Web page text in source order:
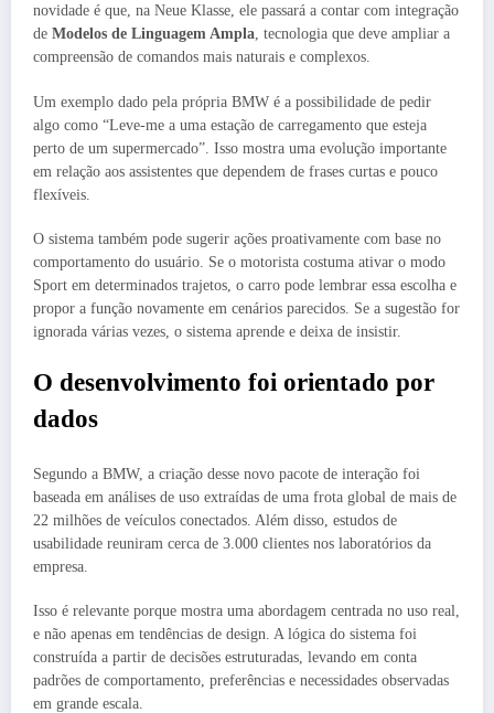
novidade é que, na Neue Klasse, ele passará a contar com integração
de Modelos de Linguagem Ampla, tecnologia que deve ampliar a
compreensão de comandos mais naturais e complexos.
Um exemplo dado pela própria BMW é a possibilidade de pedir
algo como “Leve-me a uma estação de carregamento que esteja
perto de um supermercado”. Isso mostra uma evolução importante
em relação aos assistentes que dependem de frases curtas e pouco
flexíveis.
O sistema também pode sugerir ações proativamente com base no
comportamento do usuário. Se o motorista costuma ativar o modo
Sport em determinados trajetos, o carro pode lembrar essa escolha e
propor a função novamente em cenários parecidos. Se a sugestão for
ignorada várias vezes, o sistema aprende e deixa de insistir.
O desenvolvimento foi orientado por
dados
Segundo a BMW, a criação desse novo pacote de interação foi
baseada em análises de uso extraídas de uma frota global de mais de
22 milhões de veículos conectados. Além disso, estudos de
usabilidade reuniram cerca de 3.000 clientes nos laboratórios da
empresa.
Isso é relevante porque mostra uma abordagem centrada no uso real,
e não apenas em tendências de design. A lógica do sistema foi
construída a partir de decisões estruturadas, levando em conta
padrões de comportamento, preferências e necessidades observadas
em grande escala.